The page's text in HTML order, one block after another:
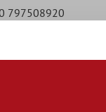
797508920